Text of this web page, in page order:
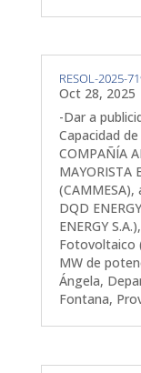
RESOL-2025-
Oct 28, 2025
-Dar a
Capacidad
COMPAÑÍA
MAYORISTA
DQD
ENERGY
Fotovoltaico
MW de
Ángela,
Fontana,